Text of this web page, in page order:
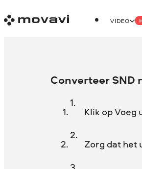
VIDEO
Converteer SND
Klik op Voeg
Zorg dat het